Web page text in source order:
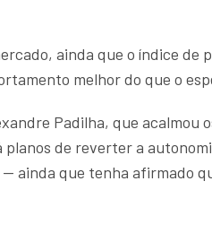
ainda que o índice de
melhor do que o
Padilha, que acalmou
de reverter a
ainda que tenha afirmado